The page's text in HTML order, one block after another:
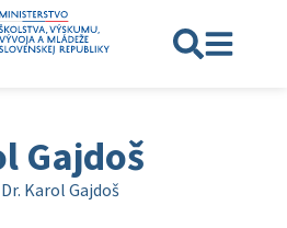
Gajdoš
Karol Gajdoš